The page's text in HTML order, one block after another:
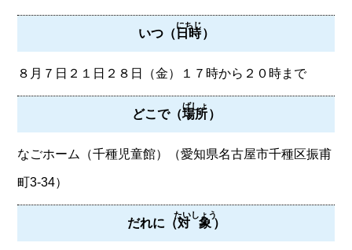
いつ（日時
にちじ
）
８月７日２１日２８日（金）１７時から２０時まで
どこで（場所
ばしょ
）
なごホーム（千種児童館）（愛知県名古屋市千種区振甫
町3-34）
だれに（対象
たいしょう
）